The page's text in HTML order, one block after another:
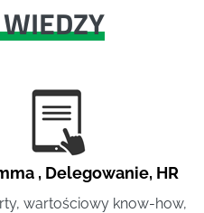
, Delegowanie, HR
wartościowy know-how,